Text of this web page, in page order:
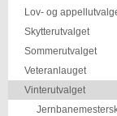
Lov- og
Skytterutvalget
Sommerutvalget
Veteranlauget
Vinterutvalget